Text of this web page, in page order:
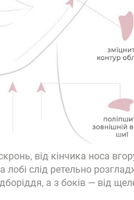
від кінчика носа
слід ретельно
а з боків — від